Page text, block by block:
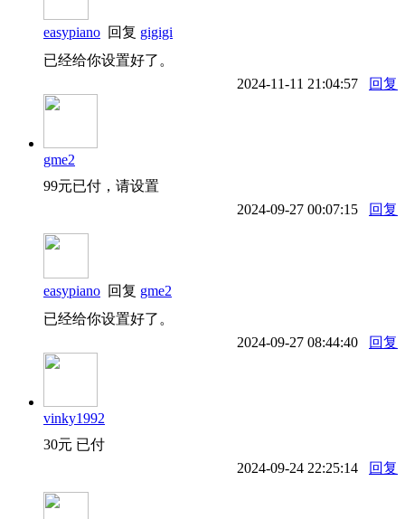
easypiano 回复 gigigi
已经给你设置好了。
2024-11-11 21:04:57
回复
gme2
99元已付，请设置
2024-09-27 00:07:15
回复
easypiano 回复 gme2
已经给你设置好了。
2024-09-27 08:44:40
回复
vinky1992
30元 已付
2024-09-24 22:25:14
回复